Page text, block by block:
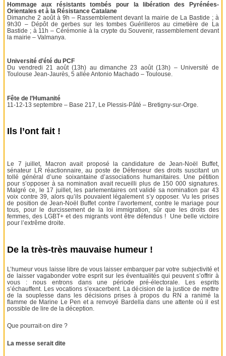
Hommage aux résistants tombés pour la libération des Pyrénées-
Orientales et à la Résistance Catalane
Dimanche 2 août à 9h – Rassemblement devant la mairie de La Bastide ; à
9h30 – Dépôt de gerbes sur les tombes Guérilleros au cimetière de La
Bastide ; à 11h – Cérémonie à la crypte du Souvenir, rassemblement devant
la mairie – Valmanya.
Université d’été du PCF
Du vendredi 21 août (13h) au dimanche 23 août (13h) – Université de
Toulouse Jean-Jaurès, 5 allée Antonio Machado – Toulouse.
Fête de l’Humanité
11-12-13 septembre – Base 217, Le Plessis-Pâté – Bretigny-sur-Orge.
Ils l’ont fait !
Le 7 juillet, Macron avait proposé la candidature de Jean-Noël Buffet,
sénateur LR réactionnaire, au poste de Défenseur des droits suscitant un
tollé général d’une soixantaine d’associations humanitaires. Une pétition
pour s’opposer à sa nomination avait recueilli plus de 150 000 signatures.
Malgré ce, le 17 juillet, les parlementaires ont validé sa nomination par 43
voix contre 39, alors qu’ils pouvaient légalement s’y opposer. Vu les prises
de position de Jean-Noël Buffet contre l’avortement, contre le mariage pour
tous, pour le durcissement de la loi immigration, sûr que les droits des
femmes, des LGBT+ et des migrants vont être défendus ! Une belle victoire
pour l’extrême droite.
De la très-très mauvaise humeur !
L’humeur vous laisse libre de vous laisser embarquer par votre subjectivité et
de laisser vagabonder votre esprit sur les éventualités qui peuvent s’offrir à
vous : nous entrons dans une période pré-électorale. Les esprits
s’échauffent. Les vocations s’exacerbent. La décision de la justice de mettre
de la souplesse dans les décisions prises à propos du RN a ranimé la
flamme de Marine Le Pen et a renvoyé Bardella dans une attente où il est
possible de lire de la déception.
Que pourrait-on dire ?
La messe serait dite